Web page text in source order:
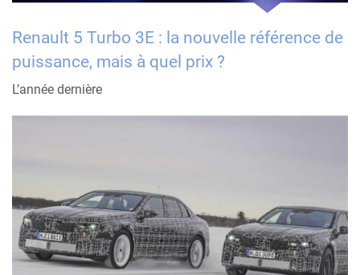
Renault 5 Turbo 3E : la nouvelle référence de
puissance, mais à quel prix ?
L’année dernière